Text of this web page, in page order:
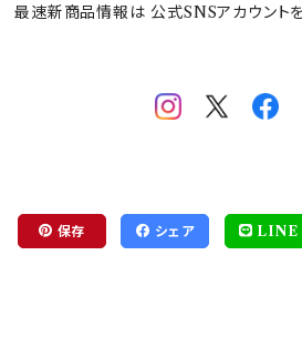
最速新商品情報は 公式SNSアカウントを
保存 シェア LINE